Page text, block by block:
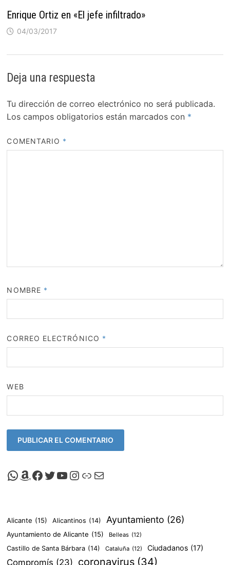
Enrique Ortiz en «El jefe infiltrado»
04/03/2017
Deja una respuesta
Tu dirección de correo electrónico no será publicada.
Los campos obligatorios están marcados con *
COMENTARIO *
NOMBRE *
CORREO ELECTRÓNICO *
WEB
Canal de Whatsapp de Viscalacant
Comprar en Amazon
Facebook de Viscalacant
Twitter de Viscalacant
Canal de Youtube de Viscalacant
Instagram de Viscalacant
Viscalacant en Polkaverse
Correo electrónico
Alicante (15) Alicantinos (14) Ayuntamiento (26)
Ayuntamiento de Alicante (15) Belleas (12)
Castillo de Santa Bárbara (14) Cataluña (12) Ciudadanos (17)
Compromís (23) coronavirus (34)